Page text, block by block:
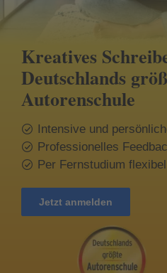
Kreatives
Deutschlands
Autorenschule
Intensive und
Professionelles
Per Fernstudium
Jetzt anmelden